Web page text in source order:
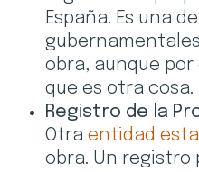
España. Es una
obra, aunque
que es otra cosa.
Registro de la
Otra entidad
obra. Un registro